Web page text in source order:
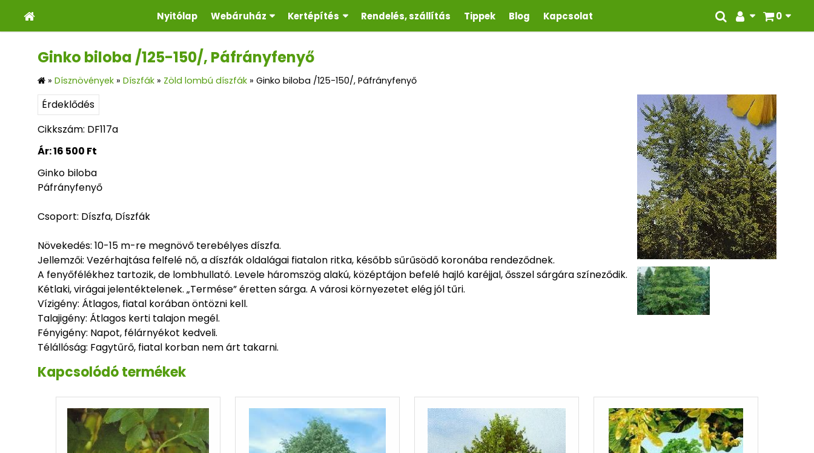
0
Nyitólap Webáruház Kertépítés Rendelés, szállítás Tippek Blog Kapcsolat
Ginko biloba /125-150/, Páfrányfenyő
» Dísznövények » Díszfák » Zöld lombú díszfák » Ginko biloba /125-150/, Páfrányfenyő
Érdeklődés
Cikkszám: DF117a
Ár:16 500 Ft
Ginko biloba
Páfrányfenyő
Csoport: Díszfa, Díszfák
Növekedés: 10-15 m-re megnövő terebélyes díszfa.
Jellemzői: Vezérhajtása felfelé nő, a díszfák oldalágai fiatalon ritka, később sűrűsödő koronába rendeződnek.
A fenyőfélékhez tartozik, de lombhullató. Levele háromszög alakú, középtájon befelé hajló karéjjal, ősszel sárgára színeződik.
Kétlaki, virágai jelentéktelenek. „Termése” éretten sárga. A városi környezetet elég jól tűri.
Vízigény: Átlagos, fiatal korában öntözni kell.
Talajigény: Átlagos kerti talajon megél.
Fényigény: Napot, félárnyékot kedveli.
Télállóság: Fagytűrő, fiatal korban nem árt takarni.
Kapcsolódó termékek